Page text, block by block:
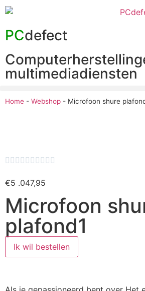
PCdefect
multimediadiensten
Home - Webshop - Microfoon shure
         
€5 .047,95
Microfoon
plafond1
Ik wil bestellen